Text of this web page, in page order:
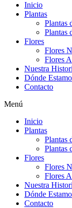
Inicio
Plantas
Plantas
Plantas
Flores
Flores
Flores
Nuestra
Dónde
Contacto
Menú
Inicio
Plantas
Plantas
Plantas
Flores
Flores
Flores
Nuestra
Dónde
Contacto